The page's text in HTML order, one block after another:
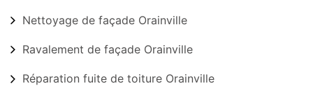
Nettoyage de façade Orainville
Ravalement de façade Orainville
Réparation fuite de toiture Orainville